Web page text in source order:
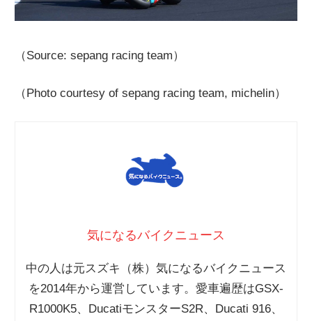
（Source: sepang racing team）
（Photo courtesy of sepang racing team, michelin）
気になるバイクニュース
中の人は元スズキ（株）気になるバイクニュース
を2014年から運営しています。愛車遍歴はGSX-
R1000K5、DucatiモンスターS2R、Ducati 916、